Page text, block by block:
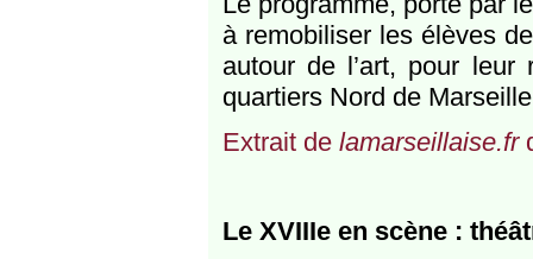
à remobiliser les élèves
autour de l’art, pour
quartiers Nord de
Extrait de lamarseillaise.fr
Le XVIIIe en scène :